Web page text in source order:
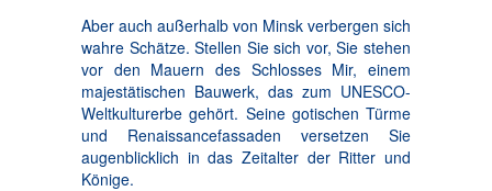
Aber auch außerhalb von Minsk verbergen sich
wahre Schätze. Stellen Sie sich vor, Sie stehen
vor den Mauern des Schlosses Mir, einem
majestätischen Bauwerk, das zum UNESCO-
Weltkulturerbe gehört. Seine gotischen Türme
und Renaissancefassaden versetzen Sie
augenblicklich in das Zeitalter der Ritter und
Könige.